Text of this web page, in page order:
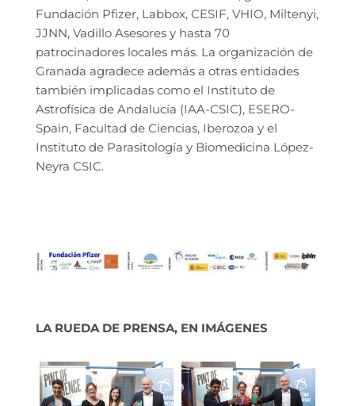
Fundación Pfizer, Labbox, CESIF, VHIO, Miltenyi,
JJNN, Vadillo Asesores y hasta 70
patrocinadores locales más. La organización de
Granada agradece además a otras entidades
también implicadas como el Instituto de
Astrofísica de Andalucía (IAA-CSIC), ESERO-
Spain, Facultad de Ciencias, Iberozoa y el
Instituto de Parasitología y Biomedicina López-
Neyra CSIC.
LA RUEDA DE PRENSA, EN IMÁGENES